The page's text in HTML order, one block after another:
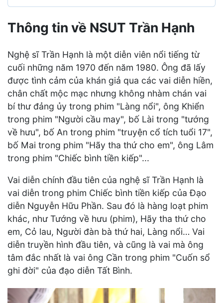
Thông tin về NSUT Trần Hạnh
Nghệ sĩ Trần Hạnh là một diễn viên nổi tiếng từ
cuối những năm 1970 đến năm 1980. Ông đã lấy
được tình cảm của khán giả qua các vai diễn hiền,
chân chất mộc mạc nhưng không nhàm chán vai
bí thư đảng ủy trong phim "Làng nổi", ông Khiển
trong phim "Người cầu may", bố Lài trong "tướng
về hưu", bố An trong phim "truyện cổ tích tuổi 17",
bố Mai trong phim "Hãy tha thứ cho em", ông Lâm
trong phim "Chiếc bình tiền kiếp"...
Vai diễn chính đầu tiên của nghệ sĩ Trần Hạnh là
vai diễn trong phim Chiếc bình tiền kiếp của Đạo
diễn Nguyễn Hữu Phần. Sau đó là hàng loạt phim
khác, như Tướng về hưu (phim), Hãy tha thứ cho
em, Cỏ lau, Người đàn bà thứ hai, Làng nổi… Vai
diễn truyền hình đầu tiên, và cũng là vai mà ông
tâm đắc nhất là vai ông Cần trong phim "Cuốn sổ
ghi đời" của đạo diễn Tất Bình.